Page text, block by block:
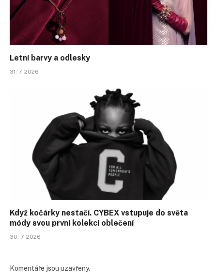
Letní barvy a odlesky
31. 7. 2026
Když kočárky nestačí. CYBEX vstupuje do světa
módy svou první kolekcí oblečení
30. 7. 2026
Komentáře jsou uzavřeny.